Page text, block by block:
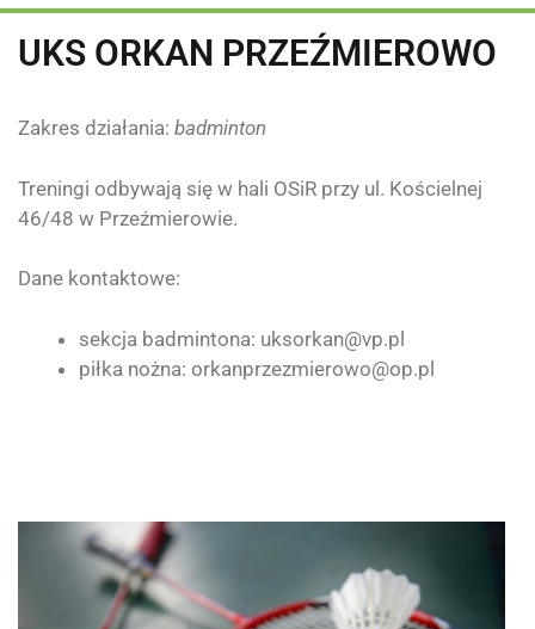
UKS ORKAN PRZEŹMIEROWO
Zakres działania: badminton
Treningi odbywają się w hali OSiR przy ul. Kościelnej
46/48 w Przeźmierowie.
Dane kontaktowe:
sekcja badmintona: uksorkan@vp.pl
piłka nożna: orkanprzezmierowo@op.pl